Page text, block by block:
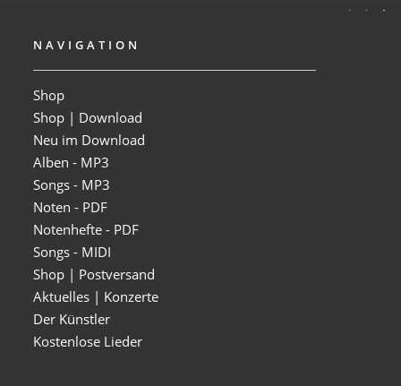
NAVIGATION
Shop
Shop | Download
Neu im Download
Alben - MP3
Songs - MP3
Noten - PDF
Notenhefte - PDF
Songs - MIDI
Shop | Postversand
Aktuelles | Konzerte
Der Künstler
Kostenlose Lieder